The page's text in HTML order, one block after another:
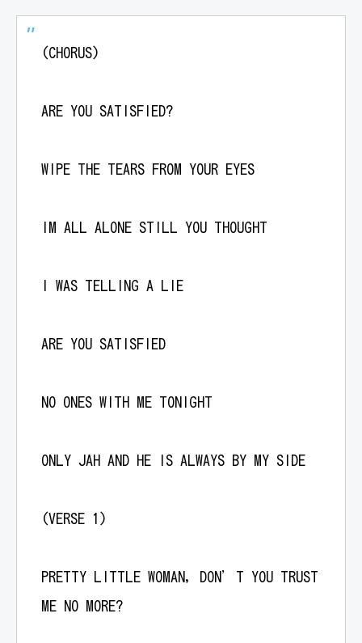
(CHORUS)
ARE YOU SATISFIED?
WIPE THE TEARS FROM YOUR EYES
IM ALL ALONE STILL YOU THOUGHT
I WAS TELLING A LIE
ARE YOU SATISFIED
NO ONES WITH ME TONIGHT
ONLY JAH AND HE IS ALWAYS BY MY SIDE
(VERSE 1)
PRETTY LITTLE WOMAN, DON’T YOU TRUST
ME NO MORE?